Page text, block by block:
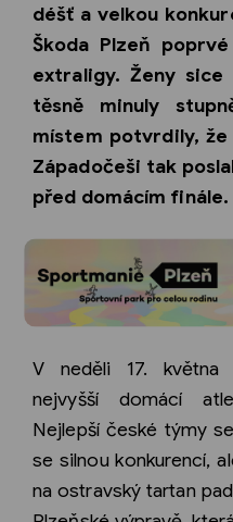
déšť a velkou
Škoda Plzeň
extraligy. Ženy sice
těsně minuly
místem potvrdily,
Západočeši tak
před domácím finále.
V neděli 17. května
nejvyšší domácí
Nejlepší české týmy
se silnou konkurencí,
na ostravský tartan